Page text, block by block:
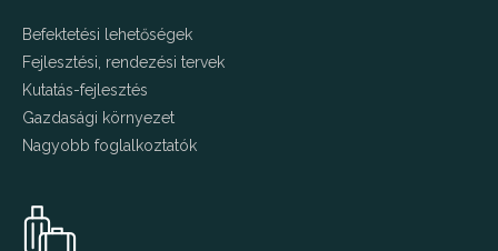
Befektetési lehetőségek
Fejlesztési, rendezési tervek
Kutatás-fejlesztés
Gazdasági környezet
Nagyobb foglalkoztatók